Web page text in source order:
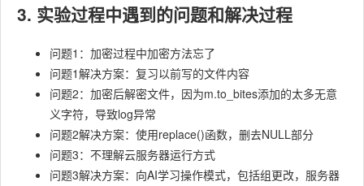
3. 实验过程中遇到的问题和解决过程
问题1：加密过程中加密方法忘了
问题1解决方案：复习以前写的文件内容
问题2：加密后解密文件，因为m.to_bites添加的太多无意
义字符，导致log异常
问题2解决方案：使用replace()函数，删去NULL部分
问题3：不理解云服务器运行方式
问题3解决方案：向AI学习操作模式，包括组更改，服务器